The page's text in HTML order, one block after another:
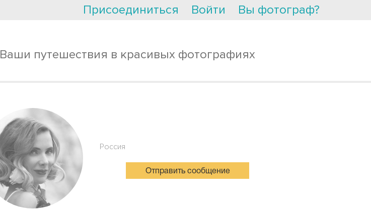
Присоединиться Войти Вы фотограф?
Ваши путешествия в красивых фотографиях
Россия
Отправить сообщение